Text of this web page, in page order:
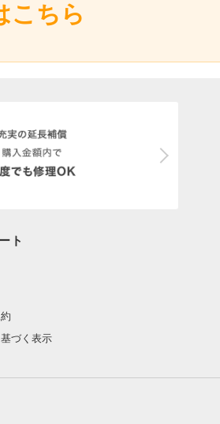
こちら
ト
づく表示